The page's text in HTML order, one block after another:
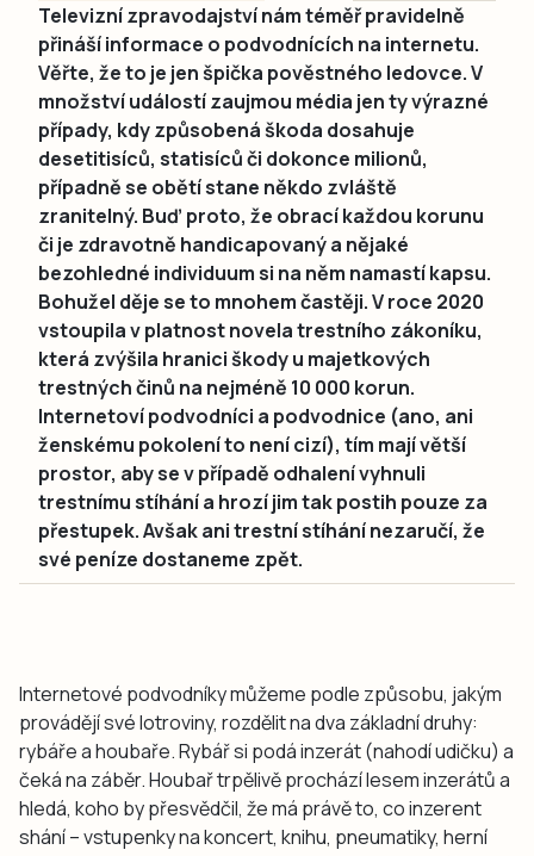
Televizní zpravodajství nám téměř pravidelně
přináší informace o podvodnících na internetu.
Věřte, že to je jen špička pověstného ledovce. V
množství událostí zaujmou média jen ty výrazné
případy, kdy způsobená škoda dosahuje
desetitisíců, statisíců či dokonce milionů,
případně se obětí stane někdo zvláště
zranitelný. Buď proto, že obrací každou korunu
či je zdravotně handicapovaný a nějaké
bezohledné individuum si na něm namastí kapsu.
Bohužel děje se to mnohem častěji. V roce 2020
vstoupila v platnost novela trestního zákoníku,
která zvýšila hranici škody u majetkových
trestných činů na nejméně 10 000 korun.
Internetoví podvodníci a podvodnice (ano, ani
ženskému pokolení to není cizí), tím mají větší
prostor, aby se v případě odhalení vyhnuli
trestnímu stíhání a hrozí jim tak postih pouze za
přestupek. Avšak ani trestní stíhání nezaručí, že
své peníze dostaneme zpět.
Internetové podvodníky můžeme podle způsobu, jakým
provádějí své lotroviny, rozdělit na dva základní druhy:
rybáře a houbaře. Rybář si podá inzerát (nahodí udičku) a
čeká na záběr. Houbař trpělivě prochází lesem inzerátů a
hledá, koho by přesvědčil, že má právě to, co inzerent
shání – vstupenky na koncert, knihu, pneumatiky, herní